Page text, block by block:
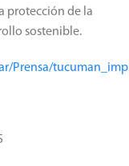
protección de la
sostenible.
Prensa/